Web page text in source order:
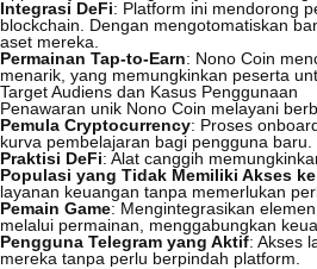
Integrasi DeFi: Platform ini mendorong
blockchain. Dengan mengotomatiskan
aset mereka.
Permainan Tap-to-Earn: Nono Coin
menarik, yang memungkinkan peserta
Target Audiens dan Kasus Penggunaan
Penawaran unik Nono Coin melayani
Pemula Cryptocurrency: Proses
kurva pembelajaran bagi pengguna baru.
Praktisi DeFi: Alat canggih
Populasi yang Tidak Memiliki Akses
layanan keuangan tanpa memerlukan
Pemain Game: Mengintegrasikan
melalui permainan, menggabungkan
Pengguna Telegram yang Aktif: Akses
mereka tanpa perlu berpindah platform.